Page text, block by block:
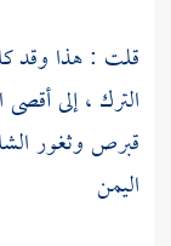
قلت : هذا وقد
الترك ، إلى
قبرصوثغور
اليمن